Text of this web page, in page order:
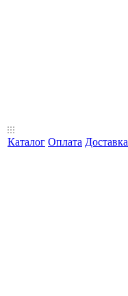
Каталог Оплата Доставка